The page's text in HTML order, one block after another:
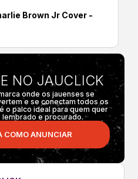
Brown Jr Cover -
NO JAUCLICK
onde os jauenses se
e se conectam todos os
o palco ideal para quem quer
lembrado e procurado.
COMO ANUNCIAR